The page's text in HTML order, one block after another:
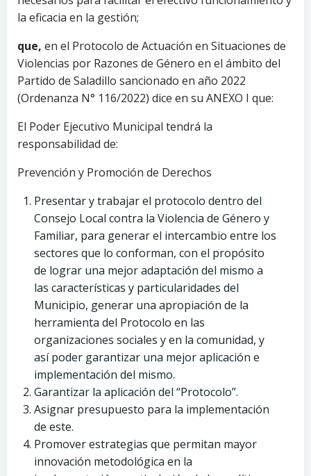
la eficacia en la gestión;
que, en el Protocolo de Actuación en Situaciones de
Violencias por Razones de Género en el ámbito del
Partido de Saladillo sancionado en año 2022
(Ordenanza N° 116/2022) dice en su ANEXO I que:
El Poder Ejecutivo Municipal tendrá la
responsabilidad de:
Prevención y Promoción de Derechos
Presentar y trabajar el protocolo dentro del
Consejo Local contra la Violencia de Género y
Familiar, para generar el intercambio entre los
sectores que lo conforman, con el propósito
de lograr una mejor adaptación del mismo a
las características y particularidades del
Municipio, generar una apropiación de la
herramienta del Protocolo en las
organizaciones sociales y en la comunidad, y
así poder garantizar una mejor aplicación e
implementación del mismo.
Garantizar la aplicación del “Protocolo”.
Asignar presupuesto para la implementación
de este.
Promover estrategias que permitan mayor
innovación metodológica en la